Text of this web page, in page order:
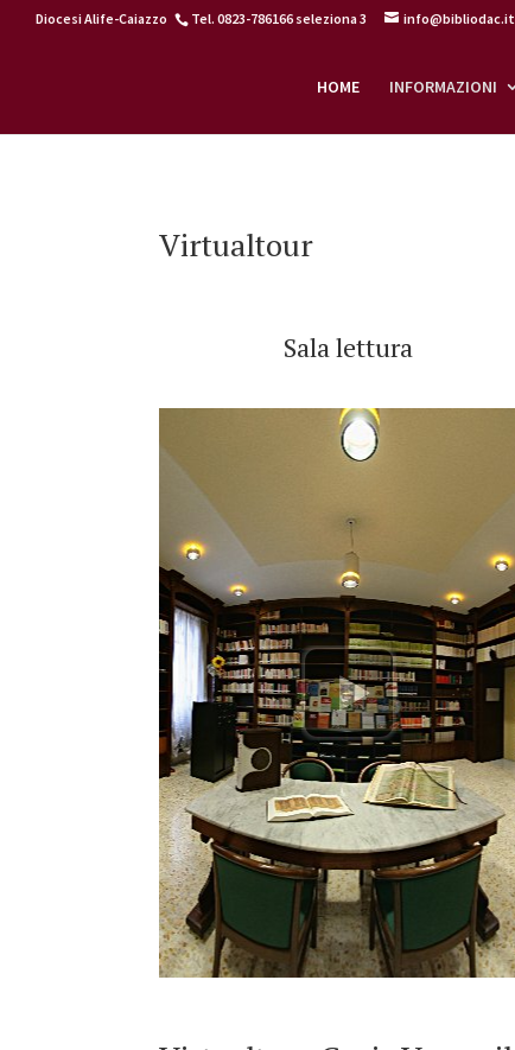
Diocesi Alife-Caiazzo Tel. 0823-786166 seleziona 3 info@bibliodac.it
HOME INFORMAZIONI
Virtualtour
Sala lettura